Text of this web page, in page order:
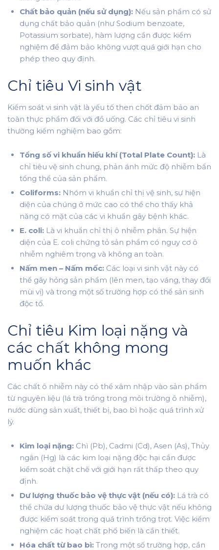
Chất bảo quản (nếu sử dụng): Nếu sản phẩm có sử
dụng chất bảo quản (như Sodium benzoate,
Potassium sorbate), hàm lượng cần được kiểm
nghiệm để đảm bảo không vượt quá giới hạn cho
phép theo quy định.
Chỉ tiêu Vi sinh vật
Kiểm soát vi sinh vật là yếu tố then chốt đảm bảo an
toàn thực phẩm đối với đồ uống. Các chỉ tiêu vi sinh
thường kiểm nghiệm bao gồm:
Tổng số vi khuẩn hiếu khí (Total Plate Count): Là
chỉ tiêu vệ sinh chung, phản ánh mức độ nhiễm bẩn
tổng thể của sản phẩm.
Coliforms: Nhóm vi khuẩn chỉ thị vệ sinh, sự hiện
diện của chúng ở mức cao có thể cho thấy khả
năng có mặt của các vi khuẩn gây bệnh khác.
E. coli: Là vi khuẩn chỉ thị ô nhiễm phân. Sự hiện
diện của E. coli chứng tỏ sản phẩm có nguy cơ ô
nhiễm nghiêm trọng và không an toàn.
Nấm men – Nấm mốc: Các loại vi sinh vật này có
thể gây hỏng sản phẩm (lên men, tạo váng, thay đổi
mùi vị) và trong một số trường hợp có thể sản sinh
độc tố.
Chỉ tiêu Kim loại nặng và
các chất không mong
muốn khác
Các chất ô nhiễm này có thể xâm nhập vào sản phẩm
từ nguyên liệu (lá trà trồng trong môi trường ô nhiễm),
nước dùng sản xuất, thiết bị, bao bì hoặc quá trình xử
lý.
Kim loại nặng: Chì (Pb), Cadmi (Cd), Asen (As), Thủy
ngân (Hg) là các kim loại nặng độc hại cần được
kiểm soát chặt chẽ với giới hạn rất thấp theo quy
định.
Dư lượng thuốc bảo vệ thực vật (nếu có): Lá trà có
thể chứa dư lượng thuốc bảo vệ thực vật nếu không
được kiểm soát trong quá trình trồng trọt. Việc kiểm
nghiệm các hoạt chất phổ biến là cần thiết.
Hóa chất từ bao bì: Trong một số trường hợp, cần